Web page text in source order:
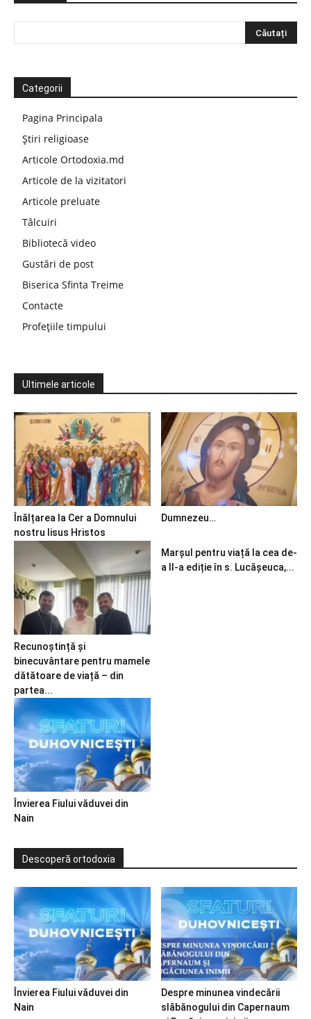
Categorii
Pagina Principala
Știri religioase
Articole Ortodoxia.md
Articole de la vizitatori
Articole preluate
Tâlcuiri
Bibliotecă video
Gustări de post
Biserica Sfinta Treime
Contacte
Profețiile timpului
Ultimele articole
Înălțarea la Cer a Domnului
nostru Iisus Hristos
Dumnezeu…
Recunoștință și
binecuvântare pentru mamele
dătătoare de viață – din
partea...
Marșul pentru viață la cea de-
a II-a ediție în s. Lucășeuca,...
Învierea Fiului văduvei din
Nain
Descoperă ortodoxia
Învierea Fiului văduvei din
Nain
Despre minunea vindecării
slăbănogului din Capernaum